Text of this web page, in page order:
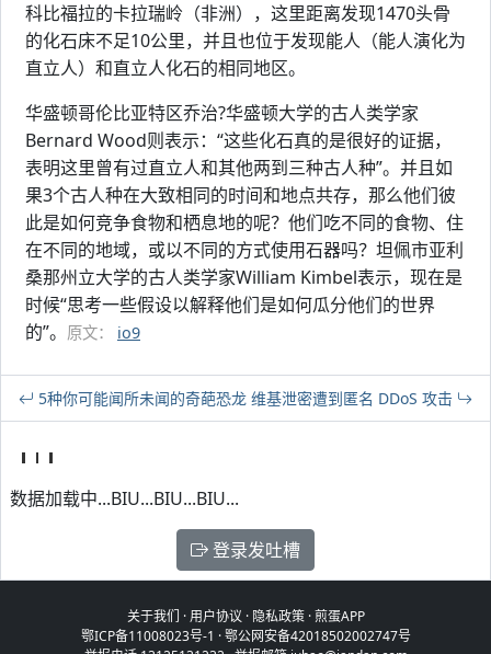
科比福拉的卡拉瑞岭（非洲），这里距离发现1470头骨
的化石床不足10公里，并且也位于发现能人（能人演化为
直立人）和直立人化石的相同地区。
华盛顿哥伦比亚特区乔治?华盛顿大学的古人类学家
Bernard Wood则表示：“这些化石真的是很好的证据，
表明这里曾有过直立人和其他两到三种古人种”。并且如
果3个古人种在大致相同的时间和地点共存，那么他们彼
此是如何竞争食物和栖息地的呢？他们吃不同的食物、住
在不同的地域，或以不同的方式使用石器吗？坦佩市亚利
桑那州立大学的古人类学家William Kimbel表示，现在是
时候“思考一些假设以解释他们是如何瓜分他们的世界
的”。 原文： io9
5种你可能闻所未闻的奇葩恐龙 维基泄密遭到匿名 DDoS 攻击
数据加载中...BIU...BIU...BIU...
登录发吐槽
关于我们 ·用户协议 · 隐私政策·煎蛋APP
鄂ICP备11008023号-1 ·鄂公网安备42018502002747号